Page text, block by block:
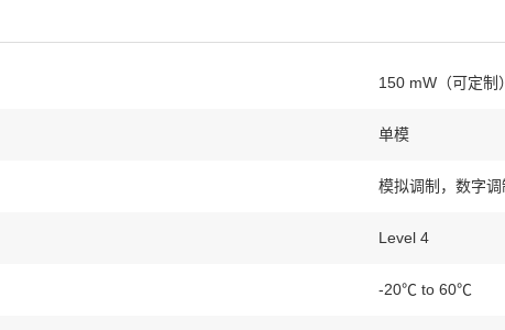
150 mW（可定制）
单模
模拟调制，数字
Level 4
-20℃ to 60℃